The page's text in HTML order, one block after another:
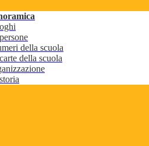
della scuola
della scuola